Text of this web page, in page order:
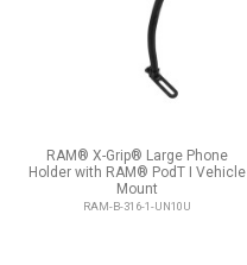
RAM® X-Grip® Large Phone
Holder with RAM® PodT I Vehicle
Mount
RAM-B-316-1-UN10U